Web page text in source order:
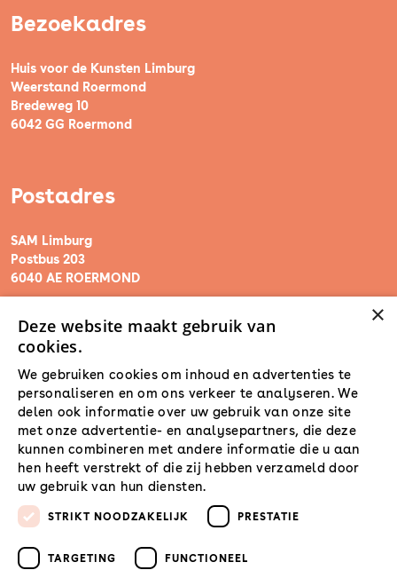
Bezoekadres
Huis voor de Kunsten Limburg
Weerstand Roermond
Bredeweg 10
6042 GG Roermond
Postadres
SAM Limburg
Postbus 203
6040 AE ROERMOND
steunpunt@sam-limburg.nl
0475-399281
×
Deze website maakt gebruik van
cookies.
We gebruiken cookies om inhoud en advertenties te
personaliseren en om ons verkeer te analyseren. We
delen ook informatie over uw gebruik van onze site
met onze advertentie- en analysepartners, die deze
kunnen combineren met andere informatie die u aan
hen heeft verstrekt of die zij hebben verzameld door
uw gebruik van hun diensten.
STRIKT NOODZAKELIJK PRESTATIE
TARGETING FUNCTIONEEL